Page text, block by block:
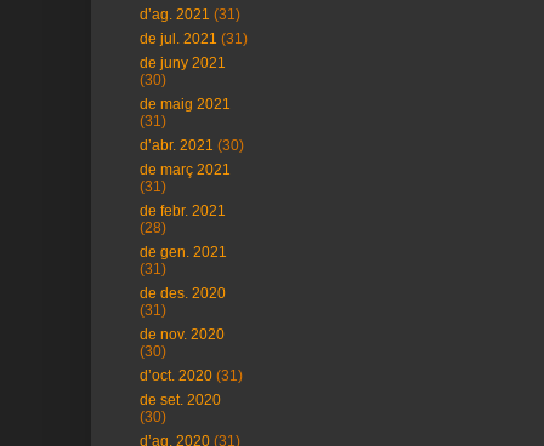
d’ag. 2021 (31)
de jul. 2021 (31)
de juny 2021
(30)
de maig 2021
(31)
d’abr. 2021 (30)
de març 2021
(31)
de febr. 2021
(28)
de gen. 2021
(31)
de des. 2020
(31)
de nov. 2020
(30)
d’oct. 2020 (31)
de set. 2020
(30)
d’ag. 2020 (31)